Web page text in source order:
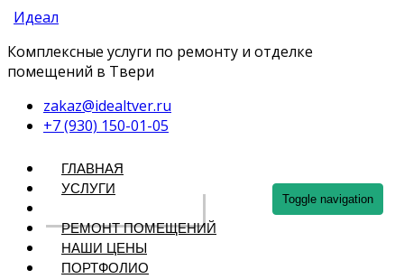
Идеал
Комплексные услуги по ремонту и отделке
помещений в Твери
zakaz@idealtver.ru
+7 (930) 150-01-05
Toggle navigation
ГЛАВНАЯ
УСЛУГИ
РЕМОНТ ПОМЕЩЕНИЙ
НАШИ ЦЕНЫ
ПОРТФОЛИО